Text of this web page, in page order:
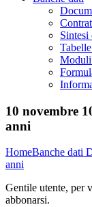
Moduli
10 novembre
anni
HomeBanche dati
anni
Gentile utente, per
abbonarsi.